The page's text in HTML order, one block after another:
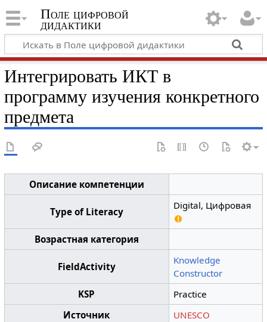
Поле цифровой
дидактики
Интегрировать ИКТ в
программу изучения конкретного
предмета
Описание компетенции
Type of Literacy
Digital, Цифровая
Возрастная категория
FieldActivity
Knowledge
Constructor
KSP
Practice
Источник
UNESCO